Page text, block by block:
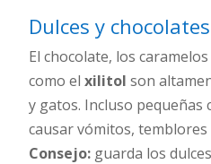
Dulces y chocolates
El chocolate, los
como elxilitol son
y gatos. Incluso pequeñas
causar vómitos,
Consejo: guarda los